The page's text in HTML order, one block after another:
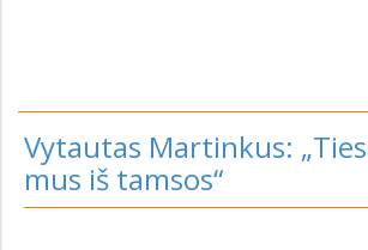
Vytautas Martinkus:
mus iš tamsos“